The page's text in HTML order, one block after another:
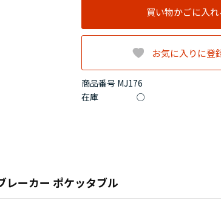
商品番号 MJ176
在庫
○
買い物かごに入れ
お気に入りに登
レーカー ポケッタブル